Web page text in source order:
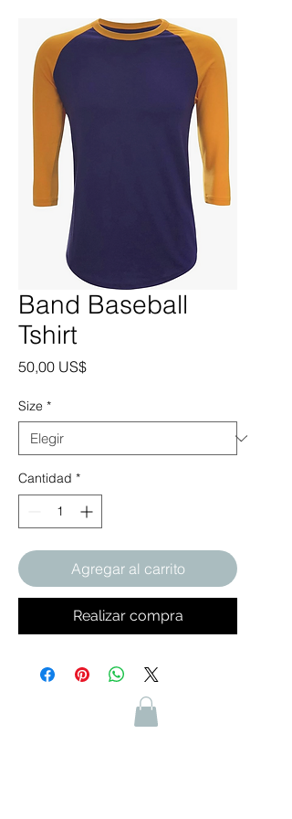
Band Baseball
Tshirt
50,00 US$Precio
Size *
Cantidad *
Agregar al carrito
Realizar compra